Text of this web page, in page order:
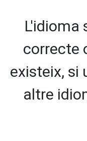
L'idioma
correcte
existeix, si
altre